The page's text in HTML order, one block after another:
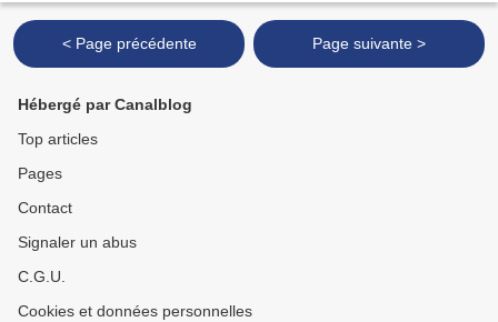
< Page précédente Page suivante >
Hébergé par Canalblog
Top articles
Pages
Contact
Signaler un abus
C.G.U.
Cookies et données personnelles